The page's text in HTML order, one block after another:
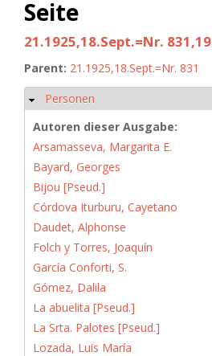
Seite
21.1925,18.Sept.=Nr. 831,19
Parent: 21.1925,18.Sept.=Nr. 831
Ausblenden
Personen
Autoren dieser Ausgabe:
Arsamasseva, Margarita E.
Bayard, Georges
Bijou [Pseud.]
Córdova Iturburu, Cayetano
Daudet, Alphonse
Folch y Torres, Joaquín
García Conforti, S.
Gómez, Dalila
La abuelita [Pseud.]
La Srta. Palotes [Pseud.]
Lozada, Luis María